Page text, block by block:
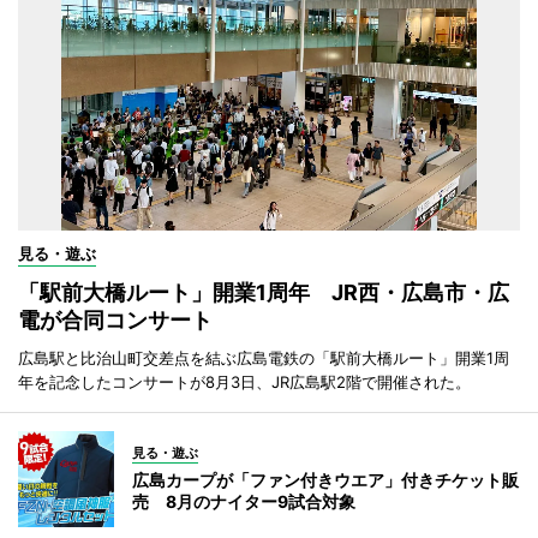
見る・遊ぶ
「駅前大橋ルート」開業1周年 JR西・広島市・広
電が合同コンサート
広島駅と比治山町交差点を結ぶ広島電鉄の「駅前大橋ルート」開業1周
年を記念したコンサートが8月3日、JR広島駅2階で開催された。
見る・遊ぶ
広島カープが「ファン付きウエア」付きチケット販
売 8月のナイター9試合対象